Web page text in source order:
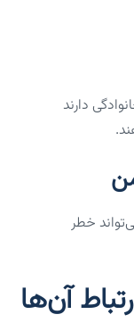
خانوادگی دارند
خطر
آن‌ها